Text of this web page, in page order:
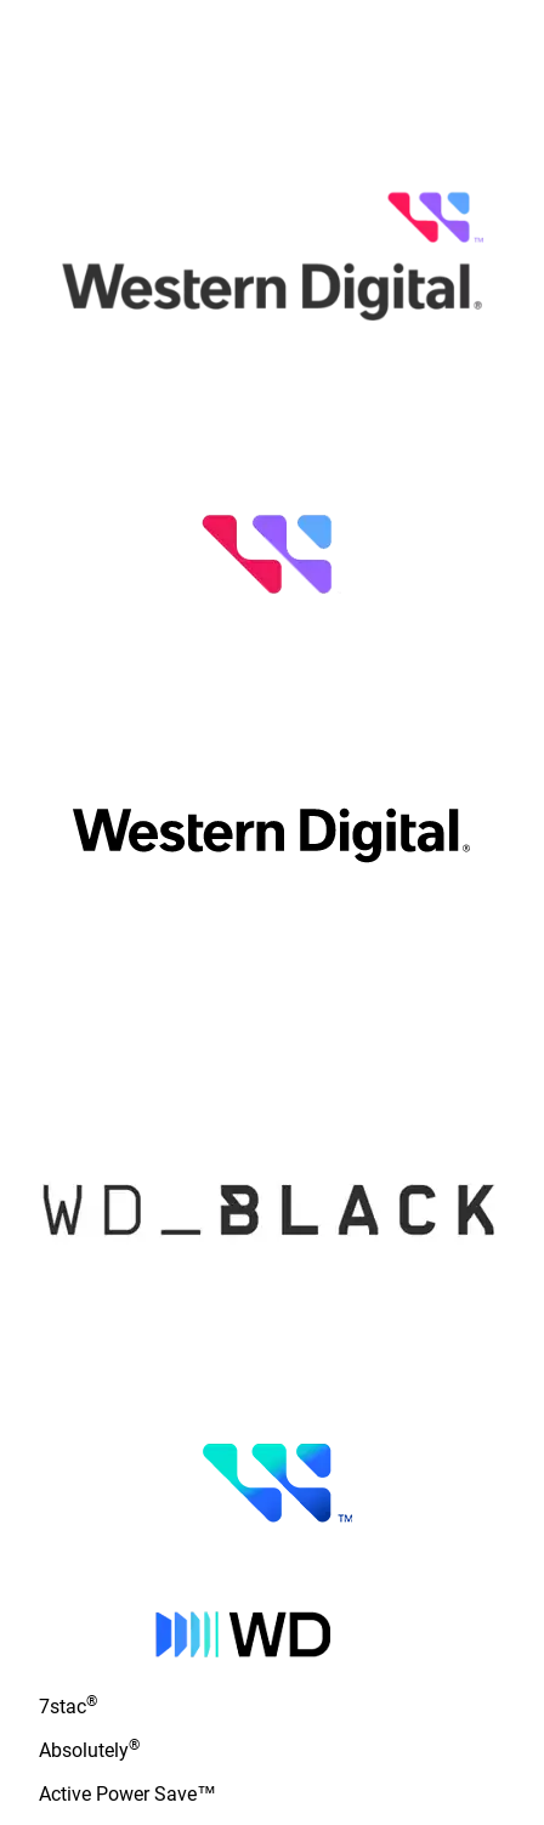
7stac®
Absolutely®
Active Power Save™